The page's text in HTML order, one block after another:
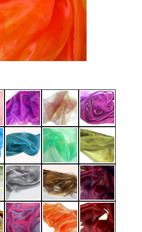
Violett Rot ViolettFlieder
BlauPetrol Jade GrünAntik Grün
zurzeit nicht verfügbar.)
GrünSilber Gold + SchwarzBordeaux
+ BlauPink + BlauRot + Orange
Rot +